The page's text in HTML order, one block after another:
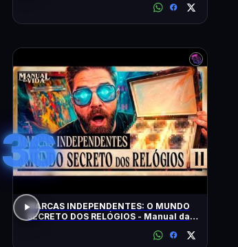
36
MARCAS INDEPENDENTES: O MUNDO
SECRETO DOS RELÓGIOS - Manual da